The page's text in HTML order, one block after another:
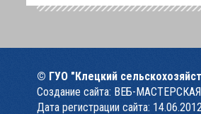
© ГУО "Клецкий
Создание сайта: ВЕБ-
Дата регистрации сайта: